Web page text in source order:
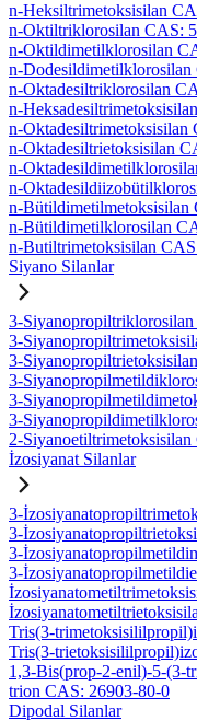
n-Heksiltrimetoksisilan
n-Oktiltriklorosilan CAS:
n-Oktildimetilklorosilan
n-
n-Oktadesiltriklorosilan
n-
n-Oktadesiltrimetoksisilan
n-Oktadesiltrietoksisilan
n-
n-
n-Bütildimetilmetoksisilan
n-Bütildimetilklorosilan
n-Butiltrimetoksisilan
Siyano Silanlar
3-
3-
3-
3-
3-
3-
2-
İzosiyanat Silanlar
3-
3-
3-
3-
Tris(3-
Tris(3-
1,3-Bis(prop-2-enil)-5-(3-
trion CAS: 26903-80-0
Dipodal Silanlar